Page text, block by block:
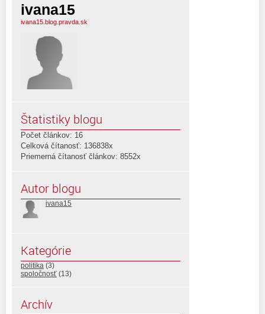
ivana15
ivana15.blog.pravda.sk
Štatistiky blogu
Počet článkov: 16
Celková čítanosť: 136838x
Priemerná čítanosť článkov: 8552x
Autor blogu
ivana15
Kategórie
politika (3)
spoločnosť (13)
Archív